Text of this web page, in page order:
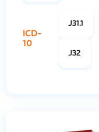
ICD-
10
J31.1
J32